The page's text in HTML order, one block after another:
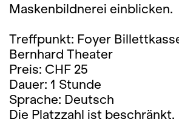
Maskenbildnerei einblicken.
Treffpunkt: Foyer
Bernhard Theater
Preis: CHF 25
Dauer: 1 Stunde
Sprache: Deutsch
Die Platzzahl ist beschränkt.